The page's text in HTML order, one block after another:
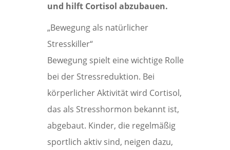
und hilft Cortisol abzubauen.
„Bewegung als natürlicher
Stresskiller“
Bewegung spielt eine wichtige Rolle
bei der Stressreduktion. Bei
körperlicher Aktivität wird Cortisol,
das als Stresshormon bekannt ist,
abgebaut. Kinder, die regelmäßig
sportlich aktiv sind, neigen dazu,